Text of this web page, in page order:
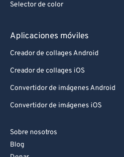
Selector de color
Aplicaciones móviles
Creador de collages Android
Creador de collages iOS
Convertidor de imágenes Android
Convertidor de imágenes iOS
Sobre nosotros
Blog